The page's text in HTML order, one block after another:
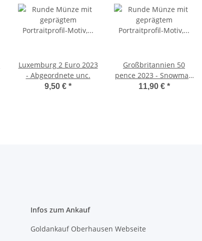
Luxemburg 2 Euro 2023
- Abgeordnete unc.
9,50 € *
Großbritannien 50
pence 2023 - Snowman
- BU
11,90 € *
Infos zum Ankauf
Goldankauf Oberhausen Webseite